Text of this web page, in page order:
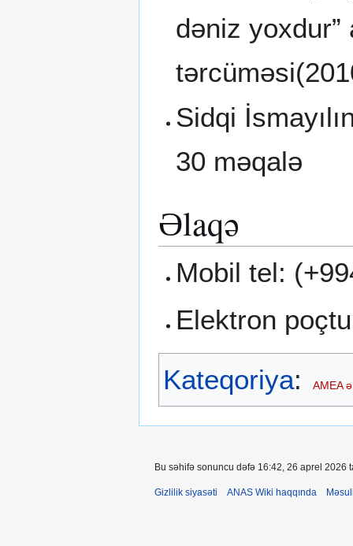
dəniz
Sidqi
30 məqalə
Əlaqə
Mobil tel:
Elektron
Kateqoriya: AMEA
Bu səhifə sonuncu dəfə 16:42, 26 aprel 2026
Gizlilik siyasəti ANAS Wiki haqqında